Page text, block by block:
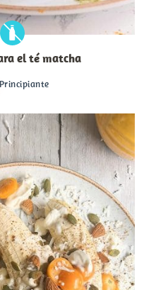
el té matcha
Principiante